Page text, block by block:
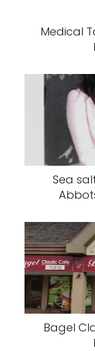
Medical
Sea
Bagel